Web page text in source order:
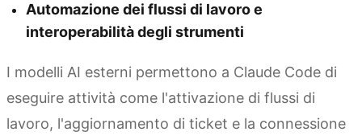
Automazione dei flussi di lavoro e
interoperabilità degli strumenti
I modelli AI esterni permettono a Claude Code di
eseguire attività come l'attivazione di flussi di
lavoro, l'aggiornamento di ticket e la connessione